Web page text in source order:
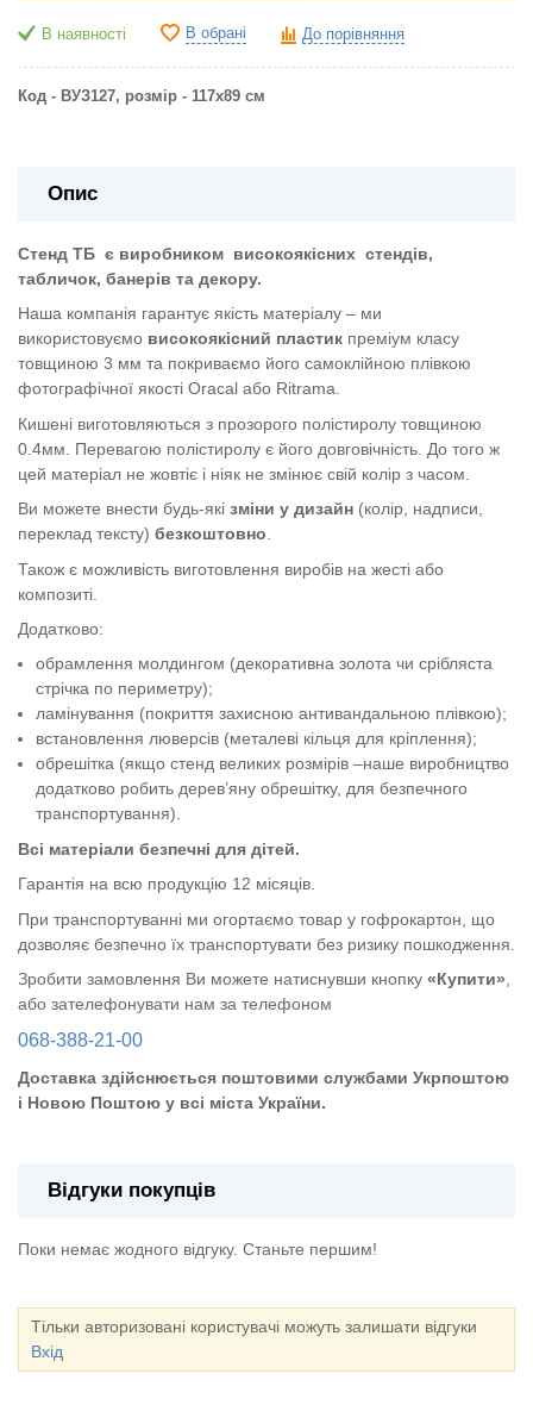
В наявності В обрані До порівняння
Код - ВУЗ127, розмір - 117х89 см
Опис
Стенд ТБ є виробником високоякісних стендів,
табличок, банерів та декору.
Наша компанія гарантує якість матеріалу – ми
використовуємо високоякісний пластик преміум класу
товщиною 3 мм та покриваємо його самоклійною плівкою
фотографічної якості Oracal або Ritrama.
Кишені виготовляються з прозорого полістиролу товщиною
0.4мм. Перевагою полістиролу є його довговічність. До того ж
цей матеріал не жовтіє і ніяк не змінює свій колір з часом.
Ви можете внести будь-які зміни у дизайн (колір, надписи,
переклад тексту) безкоштовно.
Також є можливість виготовлення виробів на жесті або
композиті.
Додатково:
обрамлення молдингом (декоративна золота чи срібляста
стрічка по периметру);
ламінування (покриття захисною антивандальною плівкою);
встановлення люверсів (металеві кільця для кріплення);
обрешітка (якщо стенд великих розмірів –наше виробництво
додатково робить дерев’яну обрешітку, для безпечного
транспортування).
Всі матеріали безпечні для дітей.
Гарантія на всю продукцію 12 місяців.
При транспортуванні ми огортаємо товар у гофрокартон, що
дозволяє безпечно їх транспортувати без ризику пошкодження.
Зробити замовлення Ви можете натиснувши кнопку «Купити»
або зателефонувати нам за телефоном
068-388-21-00
Доставка здійснюється поштовими службами Укрпоштою
і Новою Поштою у всі міста України.
Відгуки покупців
Поки немає жодного відгуку. Станьте першим!
Тільки авторизовані користувачі можуть залишати відгуки
Вхід